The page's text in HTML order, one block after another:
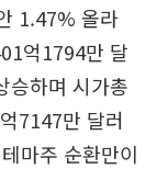
1.47% 올라
억1794만 달
승하며 시가총
7147만 달러
마주 순환만이